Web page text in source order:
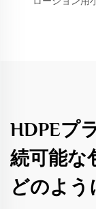
HDPEプ
続可能な
どのよう